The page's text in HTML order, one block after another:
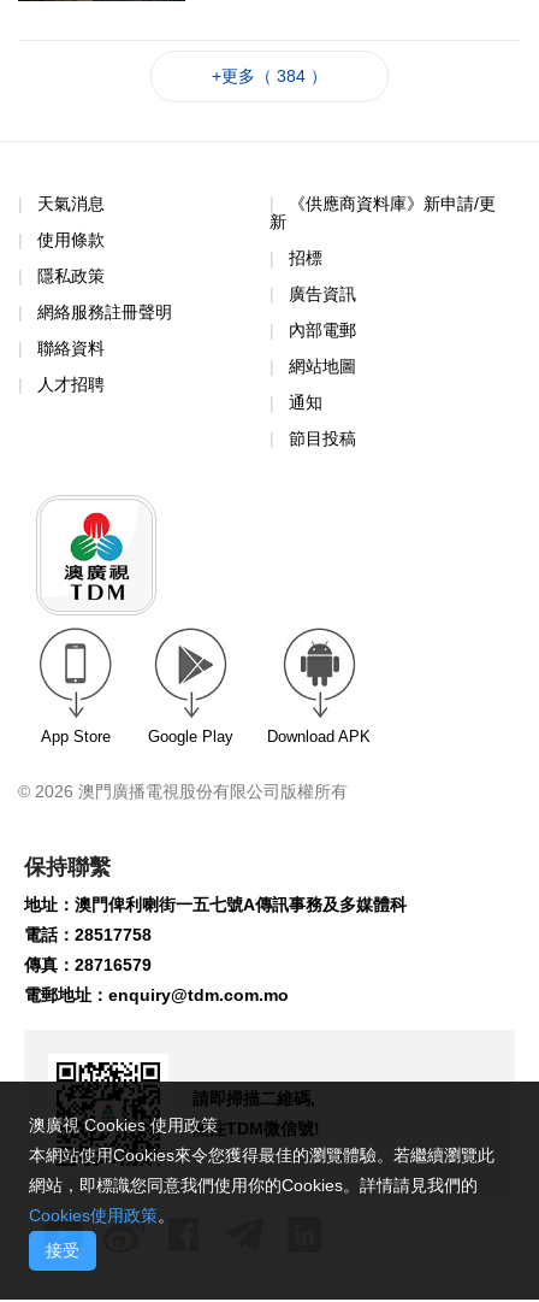
+更多（ 384 ）
天氣消息
使用條款
隱私政策
網絡服務註冊聲明
聯絡資料
人才招聘
《供應商資料庫》新申請/更
新
招標
廣告資訊
內部電郵
網站地圖
通知
節目投稿
App Store Google Play Download APK
© 2026 澳門廣播電視股份有限公司版權所有
保持聯繫
地址：澳門俾利喇街一五七號A傳訊事務及多媒體科
電話：28517758
傳真：28716579
電郵地址： enquiry@tdm.com.mo
請即掃描二維碼,
關注TDM微信號!
澳廣視 Cookies 使用政策
本網站使用Cookies來令您獲得最佳的瀏覽體驗。若繼續瀏覽此
網站，即標識您同意我們使用你的Cookies。詳情請見我們的
Cookies使用政策。
接受